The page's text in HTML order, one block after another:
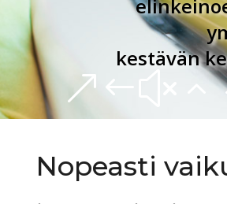
kestävän
Nopeasti